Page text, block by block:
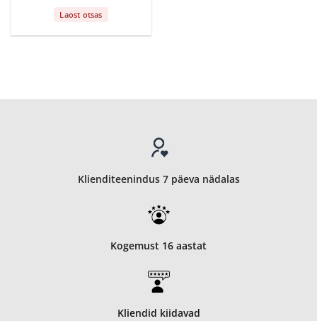
Laost otsas
Klienditeenindus 7 päeva nädalas
Kogemust 16 aastat
Kliendid kiidavad